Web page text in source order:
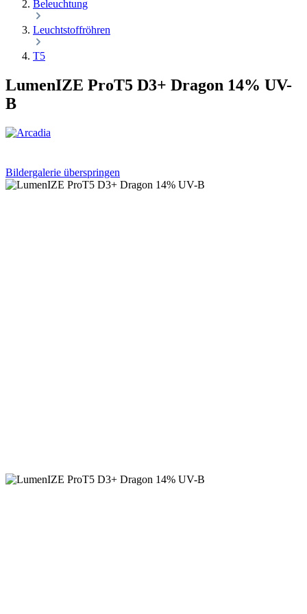
Beleuchtung
Leuchtstoffröhren
T5
LumenIZE ProT5 D3+ Dragon 14% UV-
B
Bildergalerie überspringen